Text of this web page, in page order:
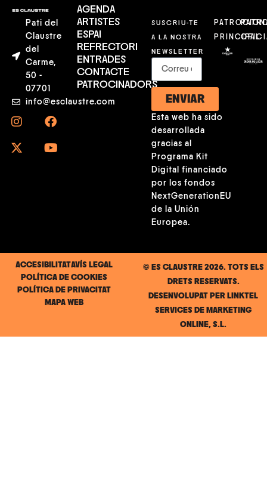
Pati del
Claustre
del
Carme,
50 -
07701
info@esclaustre.com
AGENDA
ARTISTES
ESPAI
REFRECTORI
ENTRADES
CONTACTE
PATROCINADORS
SUSCRIU-TE
A LA NOSTRA
NEWSLETTER
ENVIAR
Esta web ha sido
desarrollada
gracias al
Programa Kit
Digital financiado
por los fondos
NextGenerationEU
de la Unión
Europea.
PRINCIPAL
© ES CLAUSTRE 2026. TOTS ELS
DRETS RESERVATS.
DESENVOLUPAT PER LINKTEL
SERVICES DE MARKETING
ONLINE, S.L.
ACCESIBILITATAVÍS LEGAL
POLÍTICA DE COOKIES
POLÍTICA DE PRIVACITAT
MAPA WEB